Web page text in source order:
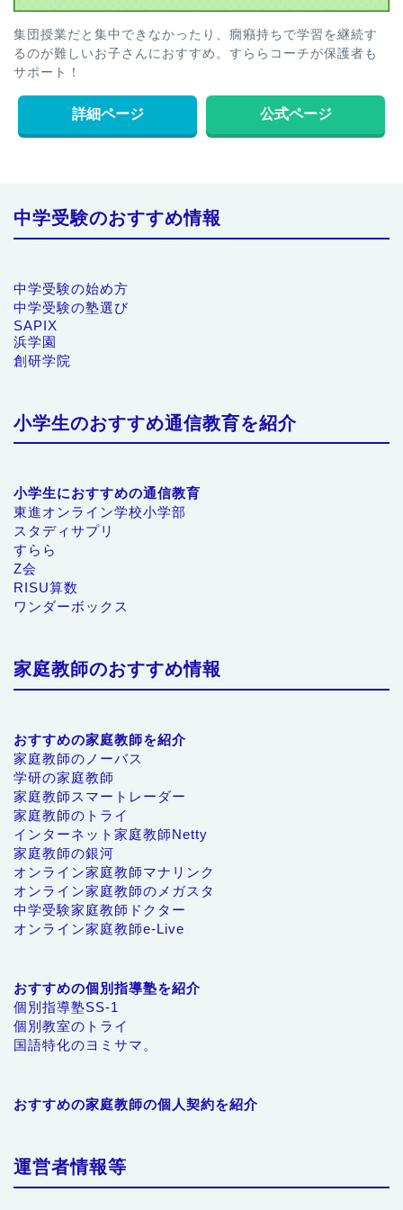
集団授業だと集中できなかったり、癇癪持ちで学習を継続す
るのが難しいお子さんにおすすめ。すららコーチが保護者も
サポート！
詳細ページ 公式ページ
中学受験のおすすめ情報
中学受験の始め方
中学受験の塾選び
SAPIX
浜学園
創研学院
小学生のおすすめ通信教育を紹介
小学生におすすめの通信教育
東進オンライン学校小学部
スタディサプリ
すらら
Z会
RISU算数
ワンダーボックス
家庭教師のおすすめ情報
おすすめの家庭教師を紹介
家庭教師のノーバス
学研の家庭教師
家庭教師スマートレーダー
家庭教師のトライ
インターネット家庭教師Netty
家庭教師の銀河
オンライン家庭教師マナリンク
オンライン家庭教師のメガスタ
中学受験家庭教師ドクター
オンライン家庭教師e-Live
おすすめの個別指導塾を紹介
個別指導塾SS-1
個別教室のトライ
国語特化のヨミサマ。
おすすめの家庭教師の個人契約を紹介
運営者情報等